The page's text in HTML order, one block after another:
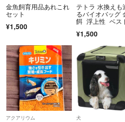
金魚飼育用品あれこれ
セット
¥1,500
テトラ 水換えも
るバイオバッグ
餌 浮上性 ベス
¥1,500
アクアリウム 犬